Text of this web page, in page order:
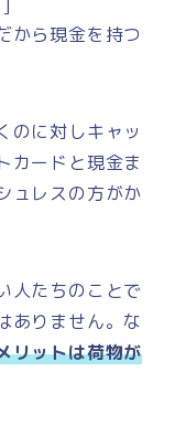
から現金を持つ
のに対しキャッ
カードと現金ま
ュレスの方がか
人たちのことで
ありません。な
リットは荷物が